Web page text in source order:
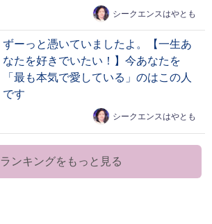
シークエンスはやとも
ずーっと憑いていましたよ。【一生あ
なたを好きでいたい！】今あなたを
「最も本気で愛している」のはこの人
です
シークエンスはやとも
ランキングをもっと見る